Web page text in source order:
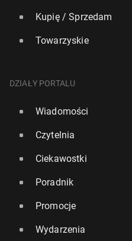
Kupię / Sprzedam
Towarzyskie
DZIAŁY PORTALU
Wiadomości
Czytelnia
Ciekawostki
Poradnik
Promocje
Wydarzenia